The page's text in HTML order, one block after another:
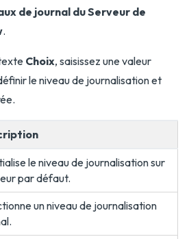
de journal du Serveur de
.
Choix, saisissez une valeur
le niveau de journalisation et
le niveau de journalisation sur
par défaut.
un niveau de journalisation